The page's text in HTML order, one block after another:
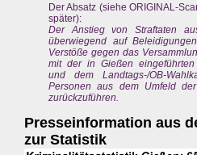
Der Absatz (siehe ORIGINAL-
später):
Der Anstieg von Straftaten
überwiegend auf
Verstöße gegen das
mit der in Gießen eingeführten
und dem Landtags-/OB-
Personen aus dem Umfeld
zurückzuführen.
Presseinformation aus
zur Statistik